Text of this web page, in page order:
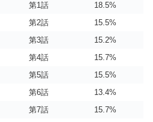
第1話
18.5%
第2話
15.5%
第3話
15.2%
第4話
15.7%
第5話
15.5%
第6話
13.4%
第7話
15.7%